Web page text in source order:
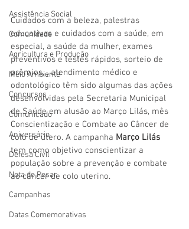
Assistência Social
Comunidade
Agricultura e Produção
Meio Ambiente
Concursos
Comunicado
Aniversário
Defesa Civil
Nota de Pesar
Campanhas
Datas Comemorativas
Cuidados com a beleza, palestras
educativas e cuidados com a saúde, em
especial, a saúde da mulher, exames
preventivos e testes rápidos, sorteio de
prêmios, , atendimento médico e
odontológico têm sido algumas das ações
desenvolvidas pela Secretaria Municipal
de Saúde em alusão ao Março Lilás, mês
Conscientização e Combate ao Câncer de
colo de útero. A campanha Março Lilás
tem como objetivo conscientizar a
população sobre a prevenção e combate
ao câncer de colo uterino.